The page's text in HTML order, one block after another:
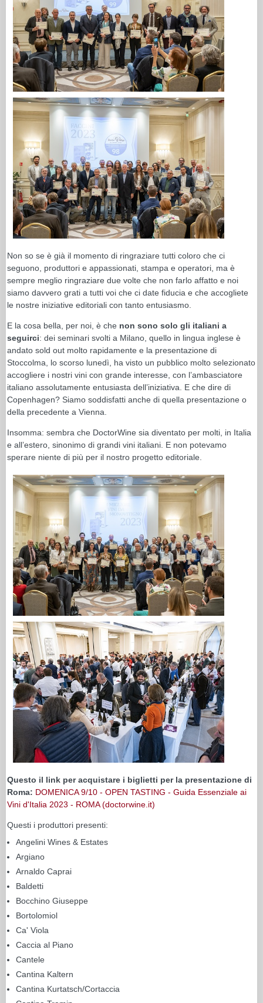
Non so se è già il momento di ringraziare tutti coloro che ci
seguono, produttori e appassionati, stampa e operatori, ma è
sempre meglio ringraziare due volte che non farlo affatto e noi
siamo davvero grati a tutti voi che ci date fiducia e che accogliete
le nostre iniziative editoriali con tanto entusiasmo.
E la cosa bella, per noi, è che non sono solo gli italiani a
seguirci: dei seminari svolti a Milano, quello in lingua inglese è
andato sold out molto rapidamente e la presentazione di
Stoccolma, lo scorso lunedì, ha visto un pubblico molto selezionato
accogliere i nostri vini con grande interesse, con l’ambasciatore
italiano assolutamente entusiasta dell’iniziativa. E che dire di
Copenhagen? Siamo soddisfatti anche di quella presentazione o
della precedente a Vienna.
Insomma: sembra che DoctorWine sia diventato per molti, in Italia
e all’estero, sinonimo di grandi vini italiani. E non potevamo
sperare niente di più per il nostro progetto editoriale.
Questo il link per acquistare i biglietti per la presentazione di
Roma: DOMENICA 9/10 - OPEN TASTING - Guida Essenziale ai
Vini d'Italia 2023 - ROMA (doctorwine.it)
Questi i produttori presenti:
Angelini Wines & Estates
Argiano
Arnaldo Caprai
Baldetti
Bocchino Giuseppe
Bortolomiol
Ca' Viola
Caccia al Piano
Cantele
Cantina Kaltern
Cantina Kurtatsch/Cortaccia